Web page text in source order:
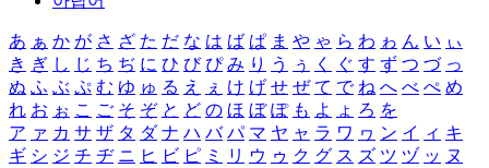
あ ぁ か が さ ざ た だ な は ば ぱ ま や ゃ ら わ ゎ ん い ぃ
き ぎ し じ ち ぢ に ひ び ぴ み り う ぅ く ぐ す ず つ づ っ
ぬ ふ ぶ ぷ む ゆ ゅ る え ぇ け げ せ ぜ て で ね へ べ ぺ め
れ お ぉ こ ご そ ぞ と ど の ほ ぼ ぽ も よ ょ ろ を
ア ァ カ サ ザ タ ダ ナ ハ バ パ マ ヤ ャ ラ ワ ヮ ン イ ィ キ
ギ シ ジ チ ヂ ニ ヒ ビ ピ ミ リ ウ ゥ ク グ ス ズ ツ ヅ ッ ヌ